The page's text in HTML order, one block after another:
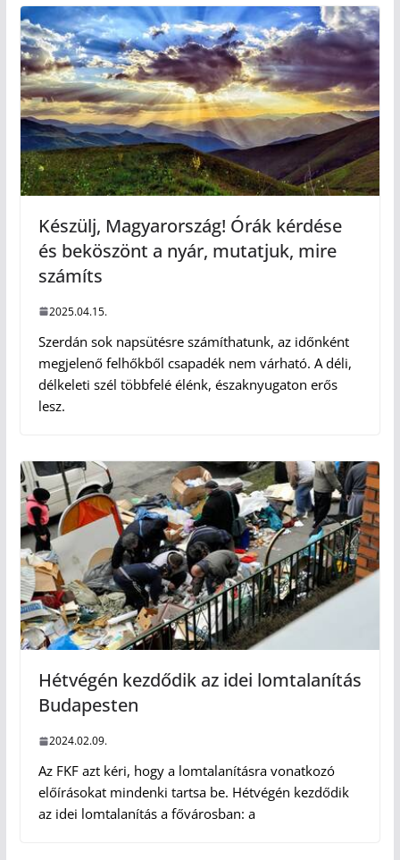
Készülj, Magyarország! Órák kérdése
és beköszönt a nyár, mutatjuk, mire
számíts
2025.04.15.
Szerdán sok napsütésre számíthatunk, az időnként
megjelenő felhőkből csapadék nem várható. A déli,
délkeleti szél többfelé élénk, északnyugaton erős
lesz.
Hétvégén kezdődik az idei lomtalanítás
Budapesten
2024.02.09.
Az FKF azt kéri, hogy a lomtalanításra vonatkozó
előírásokat mindenki tartsa be. Hétvégén kezdődik
az idei lomtalanítás a fővárosban: a